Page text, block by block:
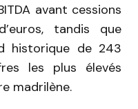
avant cessions
tandis que
historique de 243
les plus élevés
madrilène.